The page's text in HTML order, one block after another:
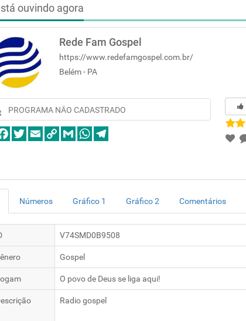
ouvindo agora
Rede Fam Gospel
https://www.redefamgospel.com.br/
Belém - PA
PROGRAMA NÃO CADASTRADO
Números Gráfico 1 Gráfico 2 Comentários
V74SMD0B9508
Gospel
O povo de Deus se liga aqui!
Radio gospel